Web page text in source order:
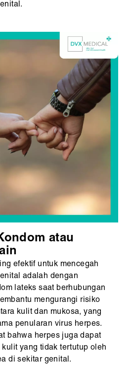
atau
efektif untuk mencegah
adalah dengan
lateks saat berhubungan
mengurangi risiko
kulit dan mukosa, yang
penularan virus herpes.
bahwa herpes juga dapat
yang tidak tertutup oleh
di sekitar genital.